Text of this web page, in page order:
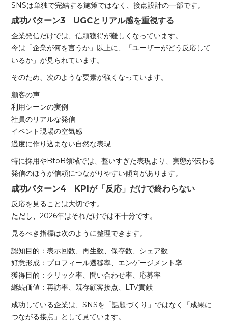
SNSは単独で完結する施策ではなく、接点設計の一部です。
成功パターン3 UGCとリアル感を重視する
企業発信だけでは、信頼獲得が難しくなっています。
今は「企業が何を言うか」以上に、「ユーザーがどう反応して
いるか」が見られています。
そのため、次のような要素が強くなっています。
顧客の声
利用シーンの実例
社員のリアルな発信
イベント現場の空気感
過度に作り込まない自然な表現
特に採用やBtoB領域では、整いすぎた表現より、実態が伝わる
発信のほうが信頼につながりやすい傾向があります。
成功パターン4 KPIが「反応」だけで終わらない
反応を見ることは大切です。
ただし、2026年はそれだけでは不十分です。
見るべき指標は次のように整理できます。
認知目的：表示回数、再生数、保存数、シェア数
好意形成：プロフィール遷移率、エンゲージメント率
獲得目的：クリック率、問い合わせ率、応募率
継続価値：再訪率、既存顧客接点、LTV貢献
成功している企業は、SNSを「話題づくり」ではなく「成果に
つながる接点」として見ています。